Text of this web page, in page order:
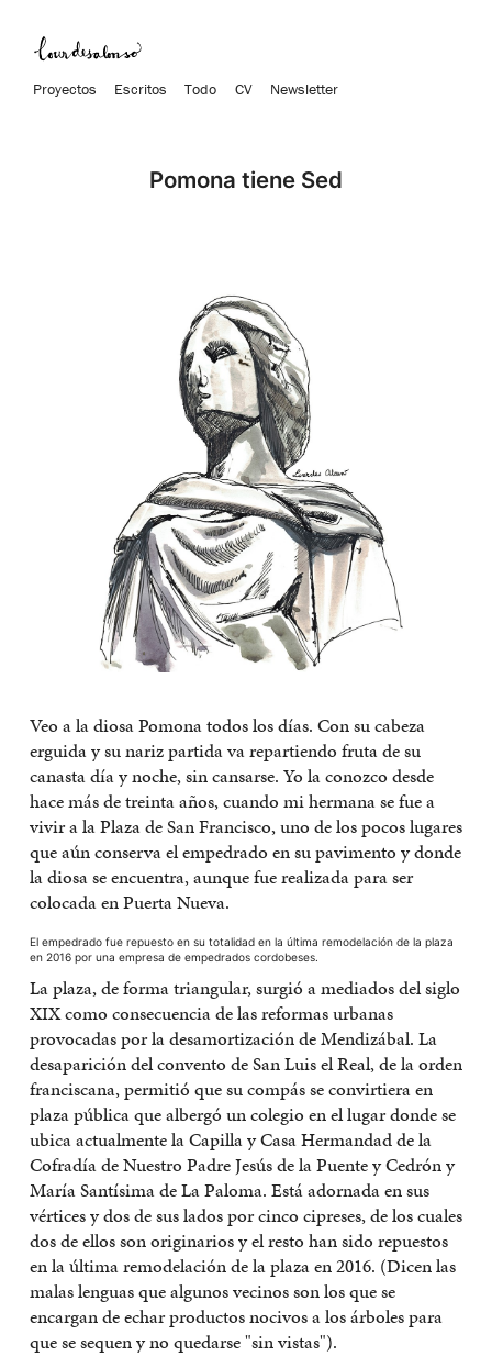
Proyectos Escritos Todo CV Newsletter
Pomona tiene Sed
Veo a la diosa Pomona todos los días. Con su cabeza
erguida y su nariz partida va repartiendo fruta de su
canasta día y noche, sin cansarse. Yo la conozco desde
hace más de treinta años, cuando mi hermana se fue a
vivir a la Plaza de San Francisco, uno de los pocos lugares
que aún conserva el empedrado en su pavimento y donde
la diosa se encuentra, aunque fue realizada para ser
colocada en Puerta Nueva.
El empedrado fue repuesto en su totalidad en la última remodelación de la plaza
en 2016 por una empresa de empedrados cordobeses.
La plaza, de forma triangular, surgió a mediados del siglo
XIX como consecuencia de las reformas urbanas
provocadas por la desamortización de Mendizábal. La
desaparición del convento de San Luis el Real, de la orden
franciscana, permitió que su compás se convirtiera en
plaza pública que albergó un colegio en el lugar donde se
ubica actualmente la Capilla y Casa Hermandad de la
Cofradía de Nuestro Padre Jesús de la Puente y Cedrón y
María Santísima de La Paloma. Está adornada en sus
vértices y dos de sus lados por cinco cipreses, de los cuales
dos de ellos son originarios y el resto han sido repuestos
en la última remodelación de la plaza en 2016. (Dicen las
malas lenguas que algunos vecinos son los que se
encargan de echar productos nocivos a los árboles para
que se sequen y no quedarse "sin vistas").